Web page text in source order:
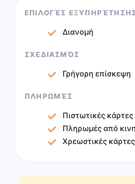
ΕΠΙΛΟΓΈΣ ΕΞΥΠΗΡΈΤΗΣΗΣ
Διανομή
ΣΧΕΔΙΑΣΜΌΣ
Γρήγορη επίσκεψη
ΠΛΗΡΩΜΈΣ
Πιστωτικές κάρτες
Πληρωμές από
Χρεωστικές κάρτες